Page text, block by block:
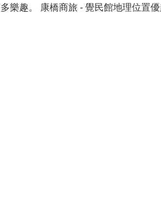
樂趣。 康橋商旅 - 覺民館地理位置